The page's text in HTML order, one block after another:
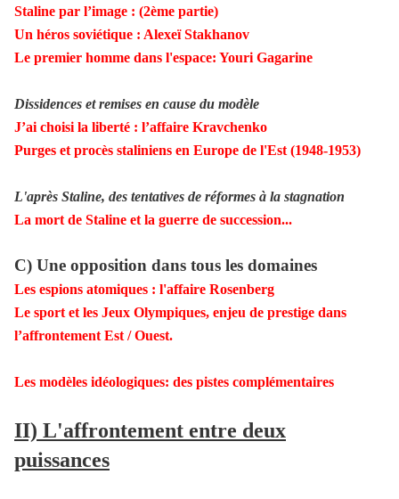
Staline par l’image : (2ème partie)
Un héros soviétique : Alexeï Stakhanov
Le premier homme dans l'espace: Youri Gagarine
Dissidences et remises en cause du modèle
J’ai choisi la liberté : l’affaire Kravchenko
Purges et procès staliniens en Europe de l'Est (1948-1953)
L'après Staline, des tentatives de réformes à la stagnation
La mort de Staline et la guerre de succession...
C) Une opposition dans tous les domaines
Les espions atomiques : l'affaire Rosenberg
Le sport et les Jeux Olympiques, enjeu de prestige dans
l’affrontement Est / Ouest.
Les modèles idéologiques: des pistes complémentaires
II) L'affrontement entre deux
puissances